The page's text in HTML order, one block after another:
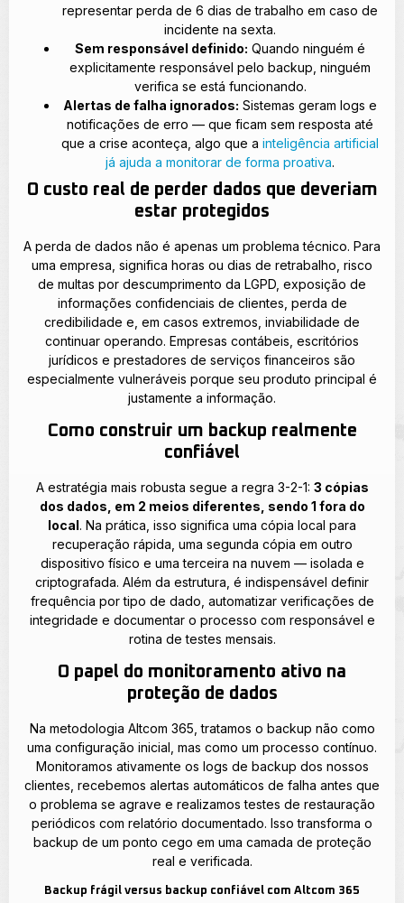
representar perda de 6 dias de trabalho em caso de
incidente na sexta.
Sem responsável definido: Quando ninguém é
explicitamente responsável pelo backup, ninguém
verifica se está funcionando.
Alertas de falha ignorados: Sistemas geram logs e
notificações de erro — que ficam sem resposta até
que a crise aconteça, algo que a inteligência artificial
já ajuda a monitorar de forma proativa.
O custo real de perder dados que deveriam
estar protegidos
A perda de dados não é apenas um problema técnico. Para
uma empresa, significa horas ou dias de retrabalho, risco
de multas por descumprimento da LGPD, exposição de
informações confidenciais de clientes, perda de
credibilidade e, em casos extremos, inviabilidade de
continuar operando. Empresas contábeis, escritórios
jurídicos e prestadores de serviços financeiros são
especialmente vulneráveis porque seu produto principal é
justamente a informação.
Como construir um backup realmente
confiável
A estratégia mais robusta segue a regra 3-2-1: 3 cópias
dos dados, em 2 meios diferentes, sendo 1 fora do
local. Na prática, isso significa uma cópia local para
recuperação rápida, uma segunda cópia em outro
dispositivo físico e uma terceira na nuvem — isolada e
criptografada. Além da estrutura, é indispensável definir
frequência por tipo de dado, automatizar verificações de
integridade e documentar o processo com responsável e
rotina de testes mensais.
O papel do monitoramento ativo na
proteção de dados
Na metodologia Altcom 365, tratamos o backup não como
uma configuração inicial, mas como um processo contínuo.
Monitoramos ativamente os logs de backup dos nossos
clientes, recebemos alertas automáticos de falha antes que
o problema se agrave e realizamos testes de restauração
periódicos com relatório documentado. Isso transforma o
backup de um ponto cego em uma camada de proteção
real e verificada.
Backup frágil versus backup confiável com Altcom 365